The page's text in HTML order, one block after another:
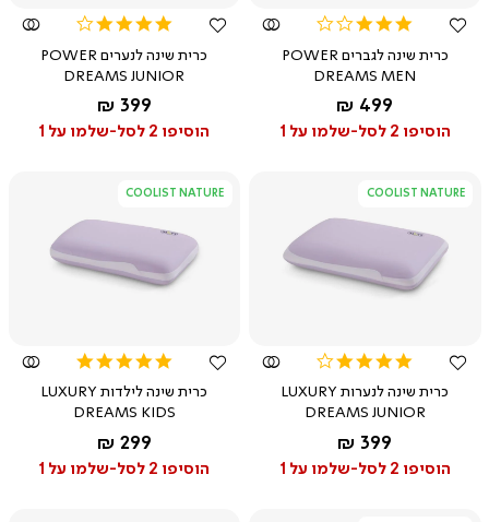
3.0
rating
כרית שינה לגברים POWER
DREAMS MEN
החל מ-
499 ₪
הוסיפו 2 לסל-שלמו על 1
rating
כרית שינה לנערים POWER
DREAMS JUNIOR
החל מ-
399 ₪
הוסיפו 2 לסל-שלמו על 1
COOLIST NATURE
צפייה
4.0
rating
כרית שינה לנערות LUXURY
DREAMS JUNIOR
החל מ-
399 ₪
הוסיפו 2 לסל-שלמו על 1
COOLIST NATURE
צפייה
rating
כרית שינה לילדות LUXURY
DREAMS KIDS
החל מ-
299 ₪
הוסיפו 2 לסל-שלמו על 1